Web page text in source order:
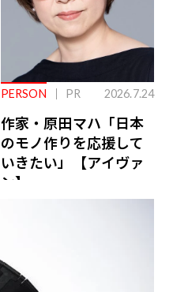
PERSON PR 2026.7.24
作家・原田マハ「日本
のモノ作りを応援して
いきたい」【アイヴァ
ン】